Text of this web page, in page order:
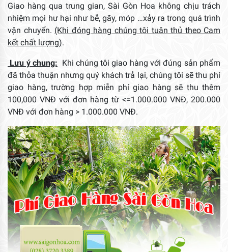
Giao hàng qua trung gian, Sài Gòn Hoa không chịu trách
nhiệm mọi hư hại như bễ, gãy, móp …xảy ra trong quá trình
vận chuyển. (Khi đóng hàng chúng tôi tuân thủ theo Cam
kết chất lượng).
Lưu ý chung: Khi chúng tôi giao hàng với đúng sản phẩm
đã thỏa thuận nhưng quý khách trả lại, chúng tôi sẽ thu phí
giao hàng, trường hợp miễn phí giao hàng sẽ thu thêm
100,000 VNĐ với đơn hàng từ <=1.000.000 VNĐ, 200.000
VNĐ với đơn hàng > 1.000.000 VNĐ.